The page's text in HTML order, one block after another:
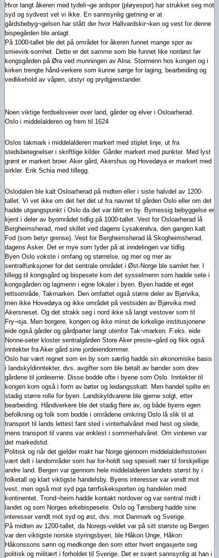
Hvor langt åkeren med tydeli¬ge ardspor (pløyespor) har strukket seg mot
syd og sydvest vet vi ikke. En sannsynlig gjetning er at
gårdsbebyg¬gelsen har stått der hvor Hallvardskir¬ken og vest for denne
bispegården ble anlagt.
På 1000-tallet ble det på området for åkeren funnet mange spor av
smievirk-somhet. Dette er det samme som ble funnet like nordøst før
kongsgården på Øra ved munningen av Alna. Stormenn hos kongen og i
kirken trengte hånd-verkere som kunne sørge for laging, bearbeiding og
vedlikehold av våpen, utstyr og prydgjenstander.
Noen viktige ferdselsveier over land, gårder og elver i Osloarherad.
Oslo i middelalderen og frem til 1624
Oslos takmark i middelalderen markert med stiplet linje, ut fra
stedsbetegnelser i skriftlige kilder. Gårder markert med punkter. Med lyst
grønt er markert broer. Aker gård, Akershus og Hovedøya er markert med
sirkler. Erik Schia med tillegg.
Oslodalen ble kalt Osloarherad på midten eller i siste halvdel av 1200-
tallet. Vi vet ikke om det het det ut fra navnet til gården Oslo eller om det
hadde utgangspunkt i Oslo da det var blitt en by. Bymessig bebyggelse er
kjent i deler av byområdet tidlig på 1000-tallet. Vest for Osloarherad lå
Bergheimsherad, med skillet ved dagens Lysakerelva, den gangen kalt
Fod (som betyr grense). Vest for Bergheimsherad lå Skogheimsherad,
dagens Asker. Det er mye som tyder på at inndelingen var tidlig.
Byen Oslo vokste i omfang og størrelse, og mer og mer av
sentralfunksjoner for det sentrale området i Øst-Norge ble samlet her. I
tillegg til kongsgård og bispesete kom det sysselmenn som hadde sete i
kongsgården og lagmenn i egne lokaler i byen. Byen hadde et eget
rettsområde, Takmarken. Den omfattet også større deler av Bjørvika,
men ikke Hovedøya og ikke området på vestsiden av Bjørvika med
Akersneset. Og det strakk seg i nord ikke så langt vestover som til
Fry¬sja. Men borgere, kongen og ikke minst de kirkelige institusjonene
eide også gårder og gårdparter langt utenfor Tak¬marken. F.eks. eide
Nonne-seter kloster sentralgården Store Aker preste¬gård og fikk også
inntekter fra Aker gård sine jordeiendommer.
Oslo har vært regnet som en by som særlig hadde sin økonomiske basis
i landskyldinntekter, dvs. avgifter som ble betalt av bønder som drev
gårdene til jordeierne. Disse bodde ofte i byene som Oslo. Inntekter til
kongen kom også i form av bøter og leidangsskatt. Men handel spilte en
stadig større rolle for byen. Landskyldvarene ble gjerne solgt, etter
bearbeiding. Håndverkere ble det stadig flere av, og både byens egen
befolkning og folk som bodde i områdene omkring Oslo lå slik til at
transport til lands lettest fant sted i vinterhalvåret med hest og slede,
mens transport til vanns var enklest i sommerhalvåret. Om vinteren var
det markedstid.
Politisk og når det gjelder makt har Norge gjennom middelalderhistorien
vært delt i landområder som har for-holdt seg spesielt nær til forskjellige
andre land. Bergen var gjennom hele middelalderen landets størst by i
folketall og klart viktigste handelsby. Byens interesser var vendt mot
vest, men også mot syd pga tørrfiskeksporten og handelen med
kontinentet. Trond¬heim hadde kontakt nordover og var sentral midt i
landet og som Norges erkebispesete. Oslo og Tønsberg hadde sine
interesser vendt mot syd og øst, dvs. mot Danmark og Sverige.
På midten av 1200-tallet, da Noregs-veldet var på sitt største og Bergen
var den viktigste norske styringsbyen, ble Håkon Unge, Håkon
Håkonssons sønn og medkonge den som etter hvert engasjerte seg
politisk og militært i forholdet til Sverige. Det er svært sannsynlig at han i